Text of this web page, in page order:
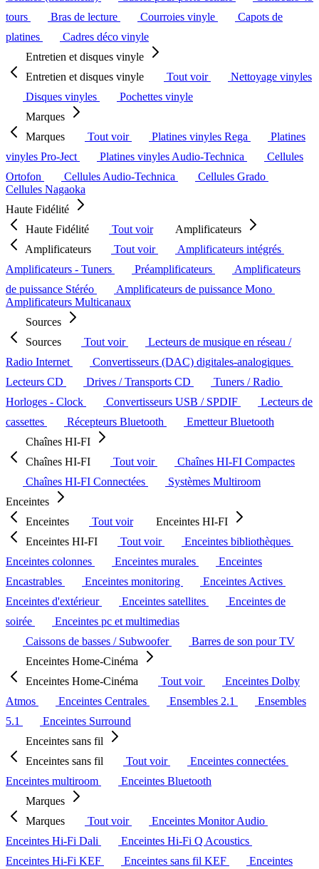
tours
Bras de lecture Courroies vinyle
Capots de
platines
Cadres déco vinyle
Entretien et disques vinyle
Entretien et disques vinyle
Tout voir
Nettoyage vinyles
Disques vinyles
Pochettes vinyle
Marques
Marques
Tout voir Platines vinyles Rega
Platines
vinyles Pro-Ject
Platines vinyles Audio-Technica
Cellules
Ortofon
Cellules Audio-Technica
Cellules Grado
Cellules Nagaoka
Haute Fidélité
Haute Fidélité
Tout voir
Amplificateurs
Amplificateurs
Tout voir
Amplificateurs intégrés
Amplificateurs - Tuners
Préamplificateurs
Amplificateurs
de puissance Stéréo
Amplificateurs de puissance Mono
Amplificateurs Multicanaux
Sources
Sources
Tout voir
Lecteurs de musique en réseau /
Radio Internet
Convertisseurs (DAC) digitales-analogiques
Lecteurs CD
Drives / Transports CD
Tuners / Radio
Horloges - Clock
Convertisseurs USB / SPDIF
Lecteurs de
cassettes
Récepteurs Bluetooth
Emetteur Bluetooth
Chaînes HI-FI
Chaînes HI-FI
Tout voir
Chaînes HI-FI Compactes
Chaînes HI-FI Connectées
Systèmes Multiroom
Enceintes
Enceintes
Tout voir
Enceintes HI-FI
Enceintes HI-FI
Tout voir
Enceintes bibliothèques
Enceintes colonnes
Enceintes murales
Enceintes
Encastrables
Enceintes monitoring
Enceintes Actives
Enceintes d'extérieur
Enceintes satellites
Enceintes de
soirée
Enceintes pc et multimedias
Caissons de basses / Subwoofer
Barres de son pour TV
Enceintes Home-Cinéma
Enceintes Home-Cinéma
Tout voir
Enceintes Dolby
Atmos
Enceintes Centrales Ensembles 2.1
Ensembles
5.1
Enceintes Surround
Enceintes sans fil
Enceintes sans fil
Tout voir
Enceintes connectées
Enceintes multiroom
Enceintes Bluetooth
Marques
Marques
Tout voir
Enceintes Monitor Audio
Enceintes Hi-Fi Dali
Enceintes Hi-Fi Q Acoustics
Enceintes Hi-Fi KEF
Enceintes sans fil KEF
Enceintes